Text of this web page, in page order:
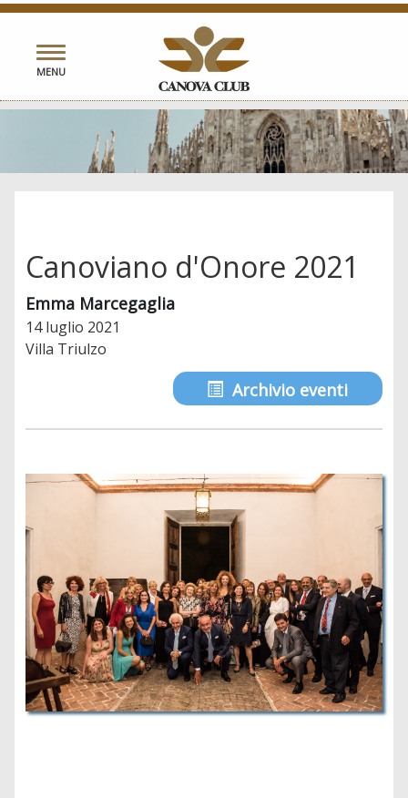
Toggle
navigation
MENU
Canoviano d'Onore 2021
Emma Marcegaglia
14 luglio 2021
Villa Triulzo
Archivio eventi